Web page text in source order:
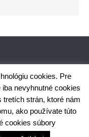
15 Prečín,
IBAN: SK25 5600 0000
Ochrana osobných údajov
cookies. Pre
nevyhnutné cookies
strán, ktoré nám
ako používate túto
cookies súbory